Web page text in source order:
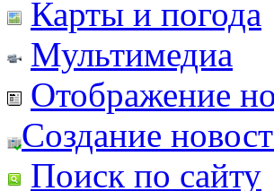
Карты и погода
Мультимедиа
Отображение
Создание
Поиск по сайту